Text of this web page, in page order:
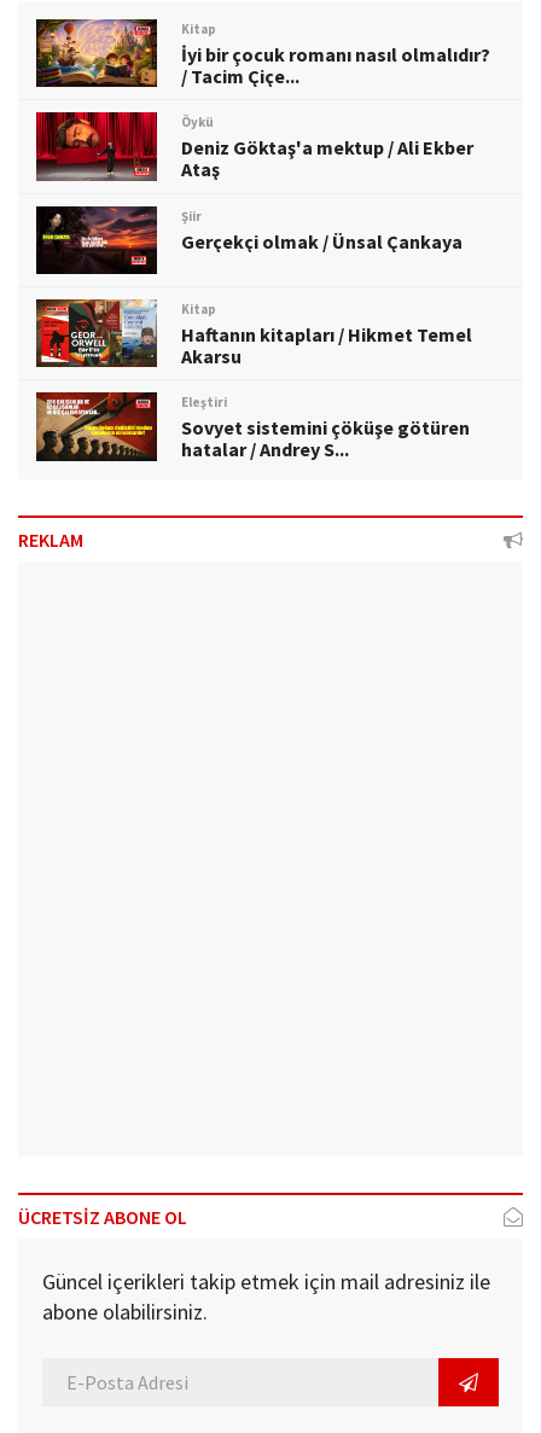
Kitap
İyi bir çocuk romanı nasıl olmalıdır?
/ Tacim Çiçe...
Öykü
Deniz Göktaş'a mektup / Ali Ekber
Ataş
Şiir
Gerçekçi olmak / Ünsal Çankaya
Kitap
Haftanın kitapları / Hikmet Temel
Akarsu
Eleştiri
Sovyet sistemini çöküşe götüren
hatalar / Andrey S...
REKLAM
ÜCRETSİZ ABONE OL
Güncel içerikleri takip etmek için mail adresiniz ile
abone olabilirsiniz.